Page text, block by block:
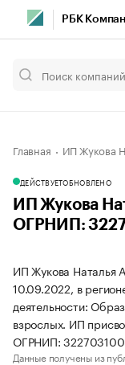
РБК
Главная ИП Жукова
ДЕЙСТВУЕТОБНОВЛЕНО
ИП Жукова
ОГРНИП:
ИП Жукова Наталья
10.09.2022, в
деятельности:
взрослых. ИП
ОГРНИП:
Данные получены из